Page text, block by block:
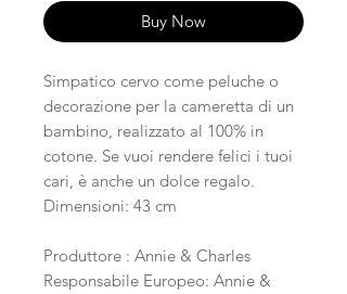
Buy Now
Simpatico cervo come peluche o
decorazione per la cameretta di un
bambino, realizzato al 100% in
cotone. Se vuoi rendere felici i tuoi
cari, è anche un dolce regalo.
Dimensioni: 43 cm
Produttore : Annie & Charles
Responsabile Europeo: Annie &